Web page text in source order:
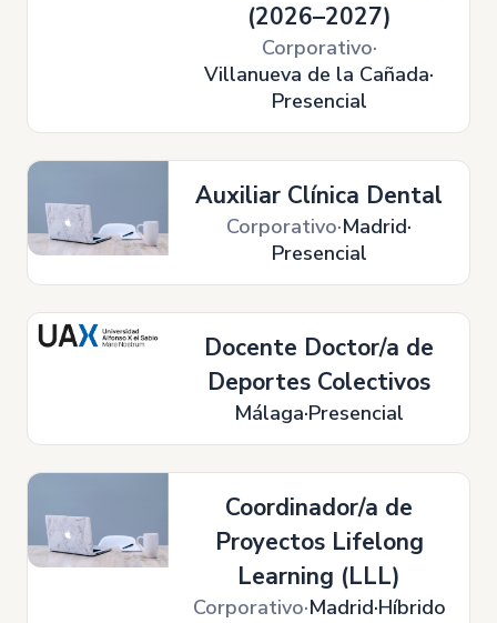
(2026–2027)
Corporativo
Villanueva de la Cañada
Presencial
Auxiliar Clínica Dental
Corporativo Madrid
Presencial
Docente Doctor/a de
Deportes Colectivos
Málaga Presencial
Coordinador/a de
Proyectos Lifelong
Learning (LLL)
Corporativo Madrid Híbrido